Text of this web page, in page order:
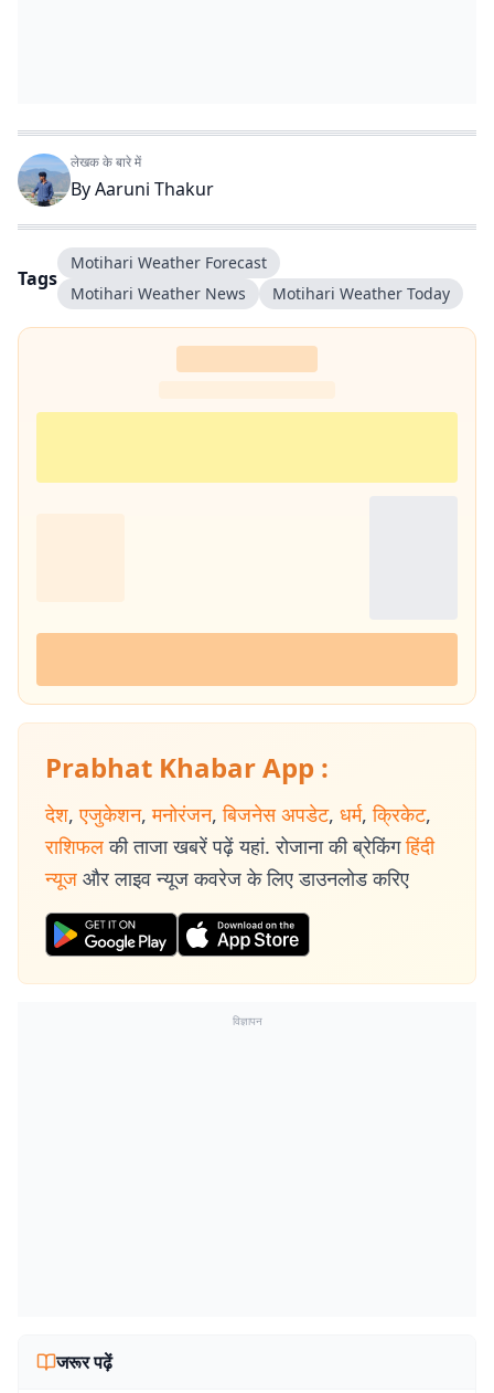
लेखक के बारे में
ByAaruni Thakur
Tags
Motihari Weather Forecast
Motihari Weather News
Motihari Weather Today
Prabhat Khabar App :
देश, एजुकेशन, मनोरंजन, बिजनेस अपडेट, धर्म, क्रिकेट,
राशिफल की ताजा खबरें पढ़ें यहां. रोजाना की ब्रेकिंग हिंदी
न्यूज और लाइव न्यूज कवरेज के लिए डाउनलोड करिए
विज्ञापन
जरूर पढ़ें